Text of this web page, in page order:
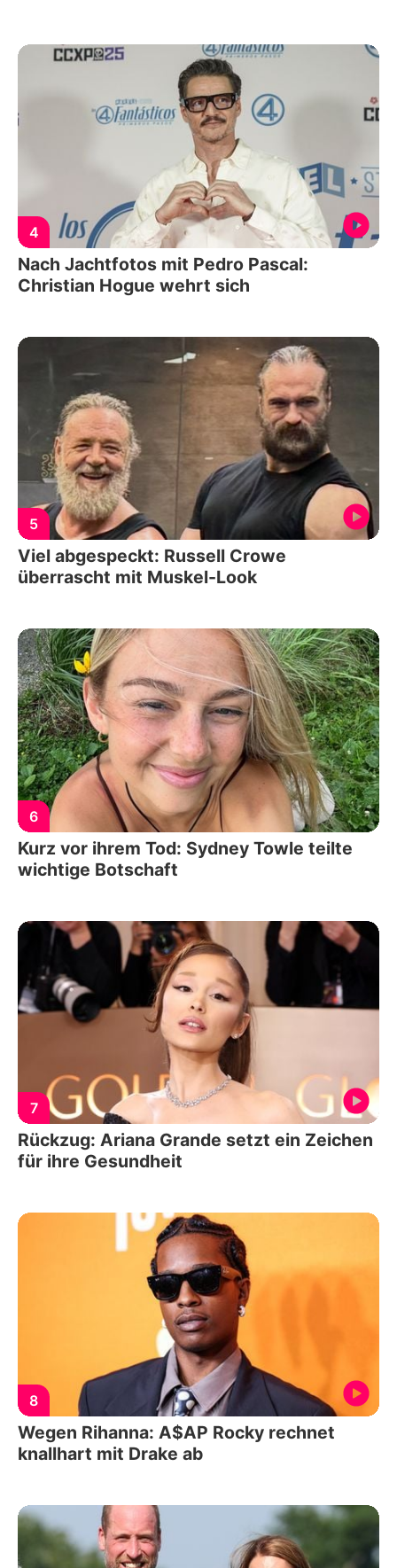
4
Nach Jachtfotos mit Pedro Pascal:
Christian Hogue wehrt sich
5
Viel abgespeckt: Russell Crowe
überrascht mit Muskel-Look
6
Kurz vor ihrem Tod: Sydney Towle teilte
wichtige Botschaft
7
Rückzug: Ariana Grande setzt ein Zeichen
für ihre Gesundheit
8
Wegen Rihanna: A$AP Rocky rechnet
knallhart mit Drake ab